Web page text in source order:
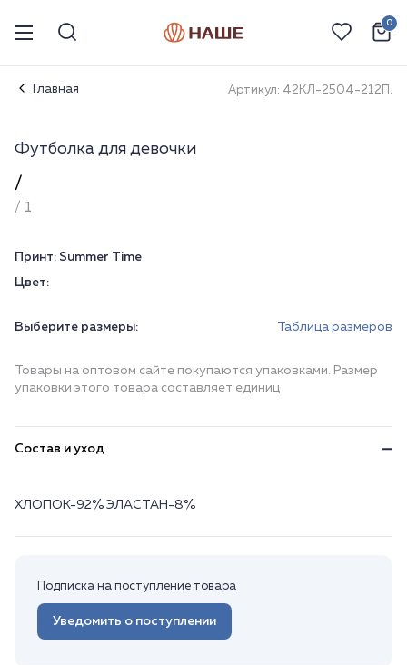
0
Главная Артикул: 42КЛ-2504-212П.
Футболка для девочки
/
/ 1
Принт: Summer Time
Цвет:
Выберите размеры: Таблица размеров
Товары на оптовом сайте покупаются упаковками. Размер
упаковки этого товара составляет единиц
Состав и уход
ХЛОПОК-92% ЭЛАСТАН-8%
Подписка на поступление товара
Уведомить о поступлении